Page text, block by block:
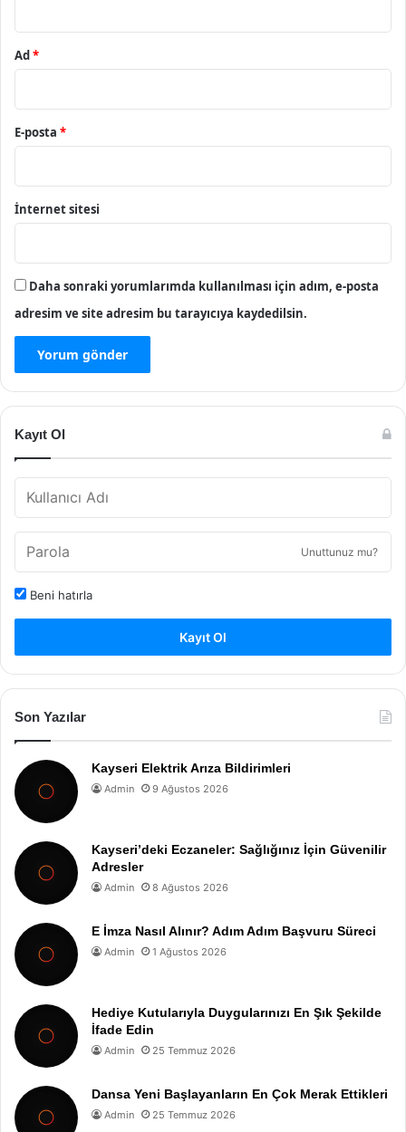
Ad*
E-posta *
İnternet sitesi
Daha sonraki yorumlarımda kullanılması için adım, e-posta
adresim ve site adresim bu tarayıcıya kaydedilsin.
Kayıt Ol
Unuttunuz mu?
Beni hatırla
Kayıt Ol
Son Yazılar
Kayseri Elektrik Arıza Bildirimleri
Admin 9 Ağustos 2026
Kayseri’deki Eczaneler: Sağlığınız İçin Güvenilir
Adresler
Admin 8 Ağustos 2026
E İmza Nasıl Alınır? Adım Adım Başvuru Süreci
Admin 1 Ağustos 2026
Hediye Kutularıyla Duygularınızı En Şık Şekilde
İfade Edin
Admin 25 Temmuz 2026
Dansa Yeni Başlayanların En Çok Merak Ettikleri
Admin 25 Temmuz 2026